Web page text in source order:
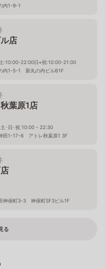
内1-9-1
店
:10:00-22:00日•祝:10:00-21:00
内1-5-1 新丸の内ビルB1F
葉原1店
･日･祝 10:00 - 22:30
田1-17-6 アトレ秋葉原1 3F
神保町3-3 神保町SF3ビル1F
る